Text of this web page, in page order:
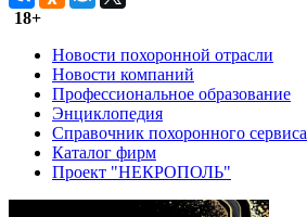
18+
Новости похоронной отрасли
Новости компаний
Профессиональное образование
Энциклопедия
Справочник похоронного сервиса
Каталог фирм
Проект "НЕКРОПОЛЬ"